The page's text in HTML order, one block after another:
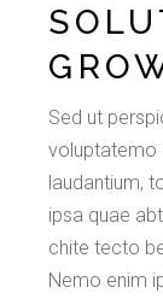
Sed ut
voluptatemo
laudantium,
ipsa quae
chite tecto
Nemo enim